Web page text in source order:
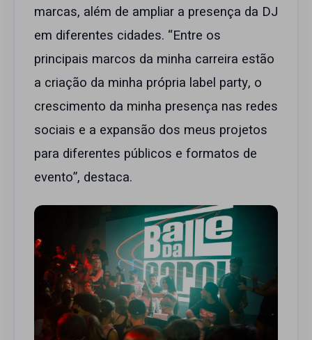
marcas, além de ampliar a presença da DJ
em diferentes cidades. “Entre os
principais marcos da minha carreira estão
a criação da minha própria label party, o
crescimento da minha presença nas redes
sociais e a expansão dos meus projetos
para diferentes públicos e formatos de
evento”, destaca.